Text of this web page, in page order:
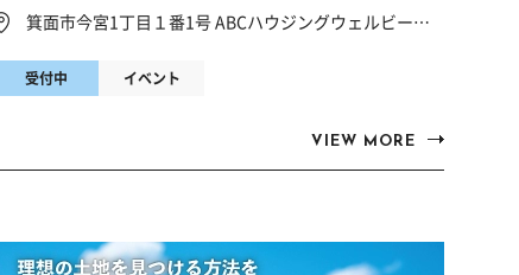
箕面市今宮1丁目１番1号 ABCハウジングウェルビーみのお
受付中 イベント
VIEW MORE